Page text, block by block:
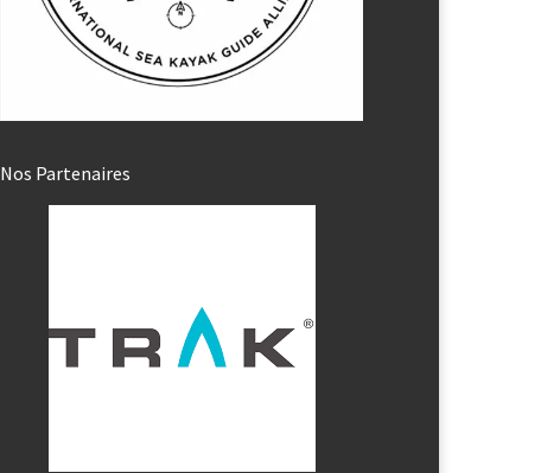
Nos Partenaires